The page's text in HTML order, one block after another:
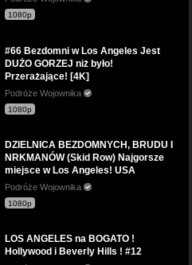
1080p
#66 Bezdomni w Los Angeles Jest
DUŻO GORZEJ niż było!
Przerażające! [4K]
Podróże Wojownika
1080p
DZIELNICA BEZDOMNYCH, BRUDU I
NRKMANÓW (Skid Row) Najgorsze
miejsce w Los Angeles! USA
Podróże Wojownika
1080p
LOS ANGELES na BOGATO !
Hollywood i Beverly Hills ! #12